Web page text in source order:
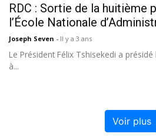
RDC : Sortie de la huitième
l’École Nationale
Joseph Seven - Il y a 3 ans
Le Président Félix Tshisekedi a
à...
Voir plus